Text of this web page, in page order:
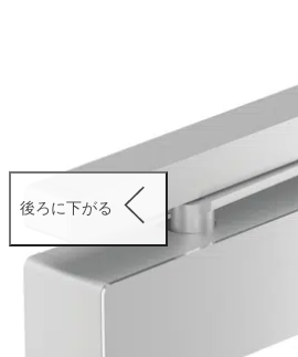
後ろに下がる